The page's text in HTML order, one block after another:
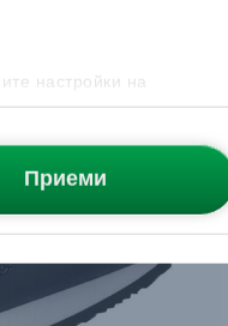
настройки на
Приеми